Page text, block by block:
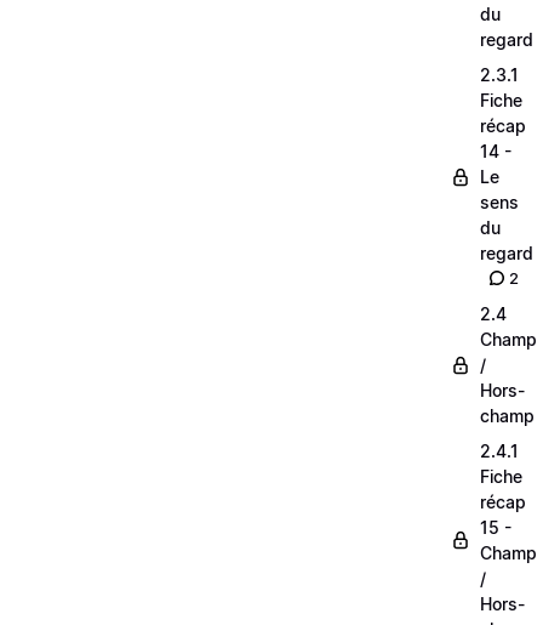
du
regard
2.3.1
Fiche
récap
14 -
Le
sens
du
regard
2
2.4
Champ
/
Hors-
champ
2.4.1
Fiche
récap
15 -
Champ
/
Hors-